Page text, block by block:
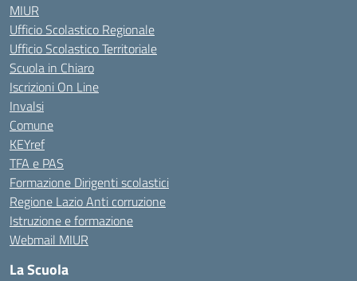
MIUR
Ufficio Scolastico Regionale
Ufficio Scolastico Territoriale
Scuola in Chiaro
Iscrizioni On Line
Invalsi
Comune
KEYref
TFA e PAS
Formazione Dirigenti scolastici
Regione Lazio Anti corruzione
Istruzione e formazione
Webmail MIUR
La Scuola